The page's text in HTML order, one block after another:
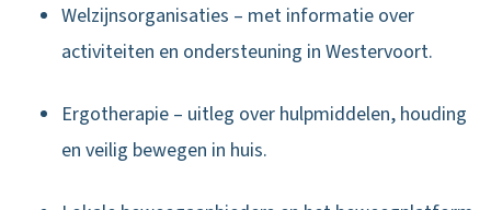
Welzijnsorganisaties – met informatie over
activiteiten en ondersteuning in Westervoort.
Ergotherapie – uitleg over hulpmiddelen, houding
en veilig bewegen in huis.